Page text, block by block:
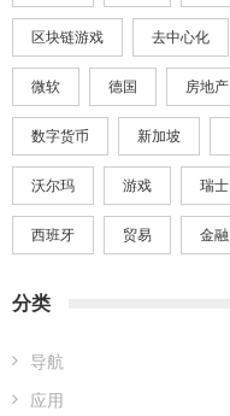
区块链游戏 去中心化
微软 德国 房地产
数字货币 新加坡
沃尔玛 游戏 瑞士
西班牙 贸易 金融
分类
导航
应用